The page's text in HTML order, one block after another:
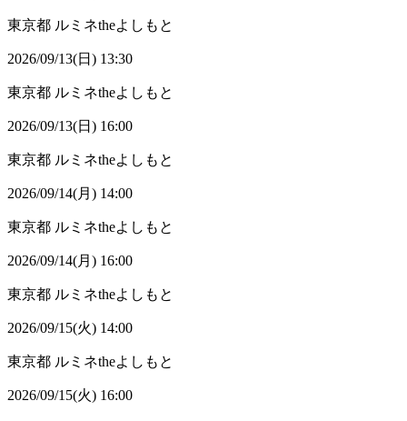
東京都 ルミネtheよしもと
2026/09/13(日) 13:30
東京都 ルミネtheよしもと
2026/09/13(日) 16:00
東京都 ルミネtheよしもと
2026/09/14(月) 14:00
東京都 ルミネtheよしもと
2026/09/14(月) 16:00
東京都 ルミネtheよしもと
2026/09/15(火) 14:00
東京都 ルミネtheよしもと
2026/09/15(火) 16:00